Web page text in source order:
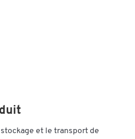
et le transport de